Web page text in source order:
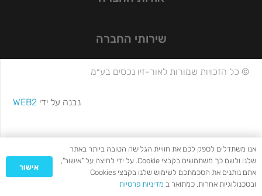
שירותי החברה
© כל הזכויות שמורות לאור-זיו נכסים בע״מ
נבנה על ידי WEB2
אנו משתדלים לספק לכם את חוויית הגלישה הטובה ביותר באתר
שלנו ולשם כך משתמשים בקבצי Cookie. על ידי לחיצה על "אישור",
אתם נותנים את הסכמתכם לשימוש שלנו בקבצי Cookies
ובטכנולוגיות אחרות, כמתואר ב מדיניות פרטיות
אישור